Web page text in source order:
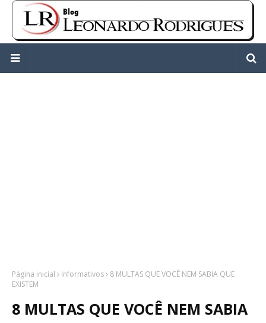
Página inicial Informativos
8 MULTAS QUE VOCÊ NEM SABIA QUE
EXISTEM
8 MULTAS QUE VOCÊ NEM SABIA